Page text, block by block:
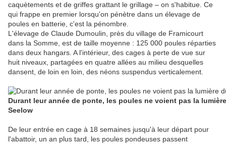
caquètements et de griffes grattant le grillage – on s'habitue. Ce
qui frappe en premier lorsqu'on pénètre dans un élevage de
poules en batterie, c'est la pénombre.
L'élevage de Claude Dumoulin, près du village de Framicourt
dans la Somme, est de taille moyenne : 125 000 poules réparties
dans deux hangars. A l'intérieur, des cages à perte de vue sur
huit niveaux, partagées en quatre allées au milieu desquelles
dansent, de loin en loin, des néons suspendus verticalement.
Durant leur année de ponte, les poules ne voient pas la
Seelow
De leur entrée en cage à 18 semaines jusqu'à leur départ pour
l'abattoir, un an plus tard, les poules pondeuses passent